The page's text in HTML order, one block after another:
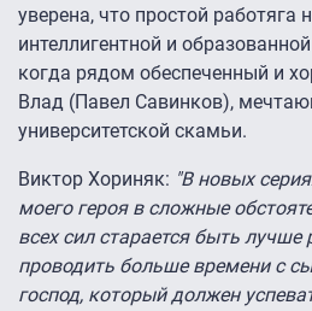
уверена, что простой работяга
интеллигентной и
когда рядом обеспеченный и
Влад (Павел Савинков),
университетской скамьи.
Виктор Хориняк: "В новых
моего героя в сложные
всех сил старается быть
проводить больше времени с
господ, который должен